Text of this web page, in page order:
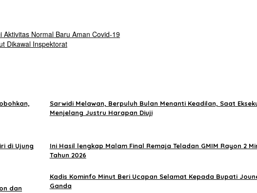
Normal Baru Aman Covid-19
Dikawal Inspektorat
Sarwidi Melawan, Berpuluh Bulan Menanti Keadilan, Saat
Menjelang Justru Harapan Diuji
di Ujung
Ini Hasil lengkap Malam Final Remaja Teladan GMIM Rayon 2
Tahun 2026
dan
Kadis Kominfo Minut Beri Ucapan Selamat Kepada Bupati
Ganda